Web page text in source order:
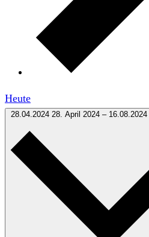
Heute
28.04.2024 28. April 2024 – 16.08.2024